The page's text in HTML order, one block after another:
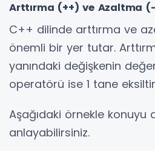
Arttırma (++) ve Azaltma
C++ dilinde arttırma ve
önemli bir yer tutar.
yanındaki değişkenin
operatörü ise 1 tane
Aşağıdaki örnekle konuyu
anlayabilirsiniz.